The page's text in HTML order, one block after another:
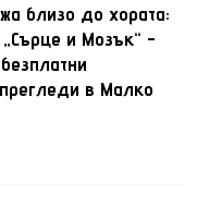
близо до хората:
и Мозък“ -
в Малко